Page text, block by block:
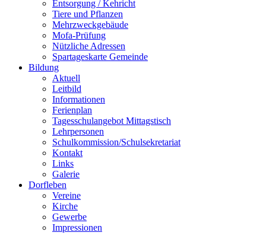
Entsorgung / Kehricht
Tiere und Pflanzen
Mehrzweckgebäude
Mofa-Prüfung
Nützliche Adressen
Spartageskarte Gemeinde
Bildung
Aktuell
Leitbild
Informationen
Ferienplan
Tagesschulangebot Mittagstisch
Lehrpersonen
Schulkommission/Schulsekretariat
Kontakt
Links
Galerie
Dorfleben
Vereine
Kirche
Gewerbe
Impressionen